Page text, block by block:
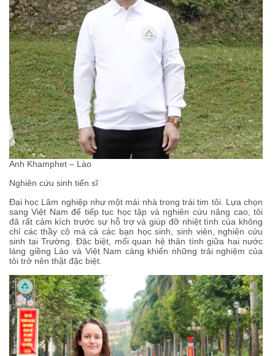
Anh Khamphet – Lào
Nghiên cứu sinh tiến sĩ
Đại học Lâm nghiệp như một mái nhà trong trái tim tôi. Lựa chọn
sang Việt Nam để tiếp tục học tập và nghiên cứu nâng cao, tôi
đã rất cảm kích trước sự hỗ trợ và giúp đỡ nhiệt tình của không
chỉ các thầy cô mà cả các bạn học sinh, sinh viên, nghiên cứu
sinh tại Trường. Đặc biệt, mối quan hệ thân tình giữa hai nước
láng giềng Lào và Việt Nam càng khiến những trải nghiệm của
tôi trở nên thật đặc biệt.